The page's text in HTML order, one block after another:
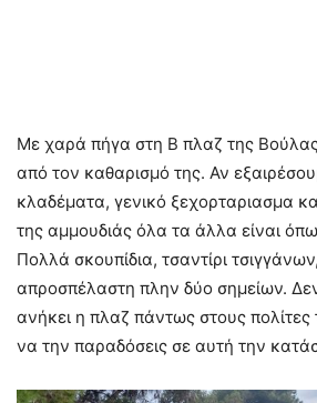
Με χαρά πήγα στη Β πλαζ της
από τον καθαρισμό της. Αν
κλαδέματα, γενικό ξεχορταριασμα
της αμμουδιάς όλα τα άλλα είναι
Πολλά σκουπίδια, τσαντίρι
απροσπέλαστη πλην δύο σημείων.
ανήκει η πλαζ πάντως στους πολίτες
να την παραδόσεις σε αυτή την